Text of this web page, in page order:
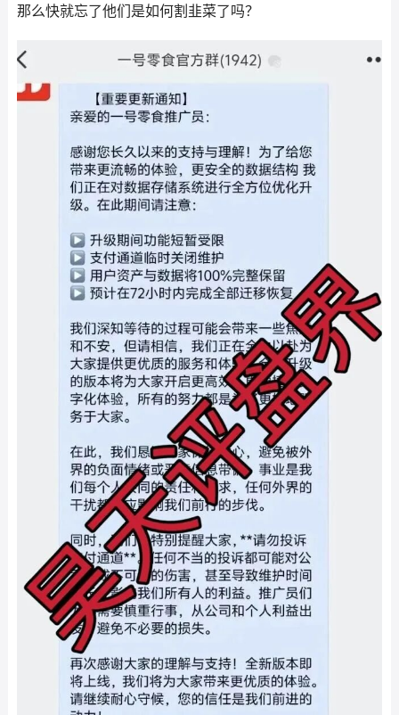
那么快就忘了他们是如何割韭菜了吗？